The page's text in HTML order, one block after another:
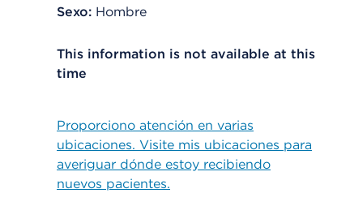
Sexo: Hombre
This information is not available at this
time
Proporciono atención en varias
ubicaciones. Visite mis ubicaciones para
averiguar dónde estoy recibiendo
nuevos pacientes.